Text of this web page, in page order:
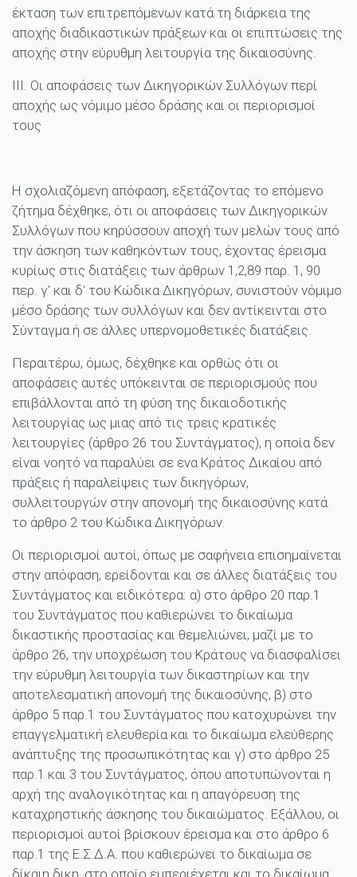
έκταση των επιτρεπόμενων κατά τη διάρκεια της
αποχής διαδικαστικών πράξεων και οι επιπτώσεις της
αποχής στην εύρυθμη λειτουργία της δικαιοσύνης.
ΙΙΙ. Οι αποφάσεις των Δικηγορικών Συλλόγων περί
αποχής ως νόμιμο μέσο δράσης και οι περιορισμοί
τους
Η σχολιαζόμενη απόφαση, εξετάζοντας το επόμενο
ζήτημα δέχθηκε, ότι οι αποφάσεις των Δικηγορικών
Συλλόγων που κηρύσσουν αποχή των μελών τους από
την άσκηση των καθηκόντων τους, έχοντας έρεισμα
κυρίως στις διατάξεις των άρθρων 1,2,89 παρ. 1, 90
περ. γ' και δ' του Κώδικα Δικηγόρων, συνιστούν νόμιμο
μέσο δράσης των συλλόγων και δεν αντίκεινται στο
Σύνταγμα ή σε άλλες υπερνομοθετικές διατάξεις.
Περαιτέρω, όμως, δέχθηκε και ορθώς ότι οι
αποφάσεις αυτές υπόκεινται σε περιορισμούς που
επιβάλλονται από τη φύση της δικαιοδοτικής
λειτουργίας ως μιας από τις τρεις κρατικές
λειτουργίες (άρθρο 26 του Συντάγματος), η οποία δεν
είναι νοητό να παραλύει σε ενα Κράτος Δικαίου από
πράξεις ή παραλείψεις των δικηγόρων,
συλλειτουργών στην απονομή της δικαιοσύνης κατά
το άρθρο 2 του Κώδικα Δικηγόρων.
Οι περιορισμοί αυτοί, όπως με σαφήνεια επισημαίνεται
στην απόφαση, ερείδονται και σε άλλες διατάξεις του
Συντάγματος και ειδικότερα: α) στο άρθρο 20 παρ.1
του Συντάγματος που καθιερώνει το δικαίωμα
δικαστικής προστασίας και θεμελιώνει, μαζί με το
άρθρο 26, την υποχρέωση του Κράτους να διασφαλίσει
την εύρυθμη λειτουργία των δικαστηρίων και την
αποτελεσματική απονομή της δικαιοσύνης, β) στο
άρθρο 5 παρ.1 του Συντάγματος που κατοχυρώνει την
επαγγελματική ελευθερία και το δικαίωμα ελεύθερης
ανάπτυξης της προσωπικότητας και γ) στο άρθρο 25
παρ.1 και 3 του Συντάγματος, όπου αποτυπώνονται η
αρχή της αναλογικότητας και η απαγόρευση της
καταχρηστικής άσκησης του δικαιώματος. Εξάλλου, οι
περιορισμοί αυτοί βρίσκουν έρεισμα και στο άρθρο 6
παρ.1 της Ε.Σ.Δ.Α. που καθιερώνει το δικαίωμα σε